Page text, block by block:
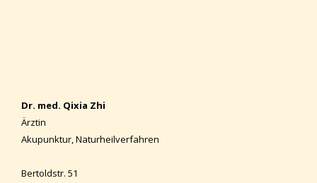
Dr. med. Qixia Zhi
Ärztin
Akupunktur, Naturheilverfahren
Bertoldstr. 51